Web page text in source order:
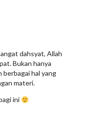
dahsyat, Allah
Bukan hanya
berbagai hal yang
materi.
ini